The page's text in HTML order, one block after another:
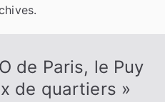
de Paris, le Puy
de quartiers »